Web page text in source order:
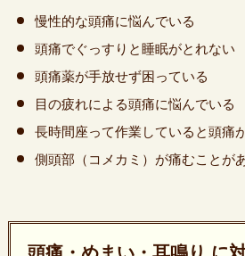
慢性的な頭痛に悩んでいる
頭痛でぐっすりと睡眠がとれない
頭痛薬が手放せず困っている
目の疲れによる頭痛に悩んでいる
長時間座って作業していると頭痛
側頭部（コメカミ）が痛むことが